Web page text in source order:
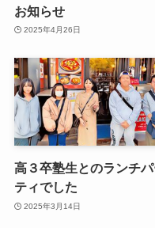
お知らせ
2025年4月26日
高３卒塾生とのランチ
ティでした
2025年3月14日